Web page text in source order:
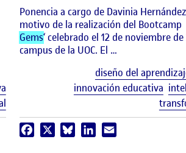
Etiquetas
Ponencia a cargo de Davinia
motivo de la realización del Bootcamp
Gems‘ celebrado el 12 de noviembre
campus de la UOC. El …
diseño del
innovación educativa
Facebook Bluesky LinkedIn